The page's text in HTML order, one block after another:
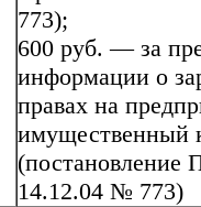
773);
600 руб. — за
информации о
правах на
имущественный
(постановление
14.12.04 № 773)